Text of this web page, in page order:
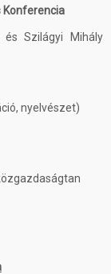
Konferencia
Szilágyi Mihály
nyelvészet)